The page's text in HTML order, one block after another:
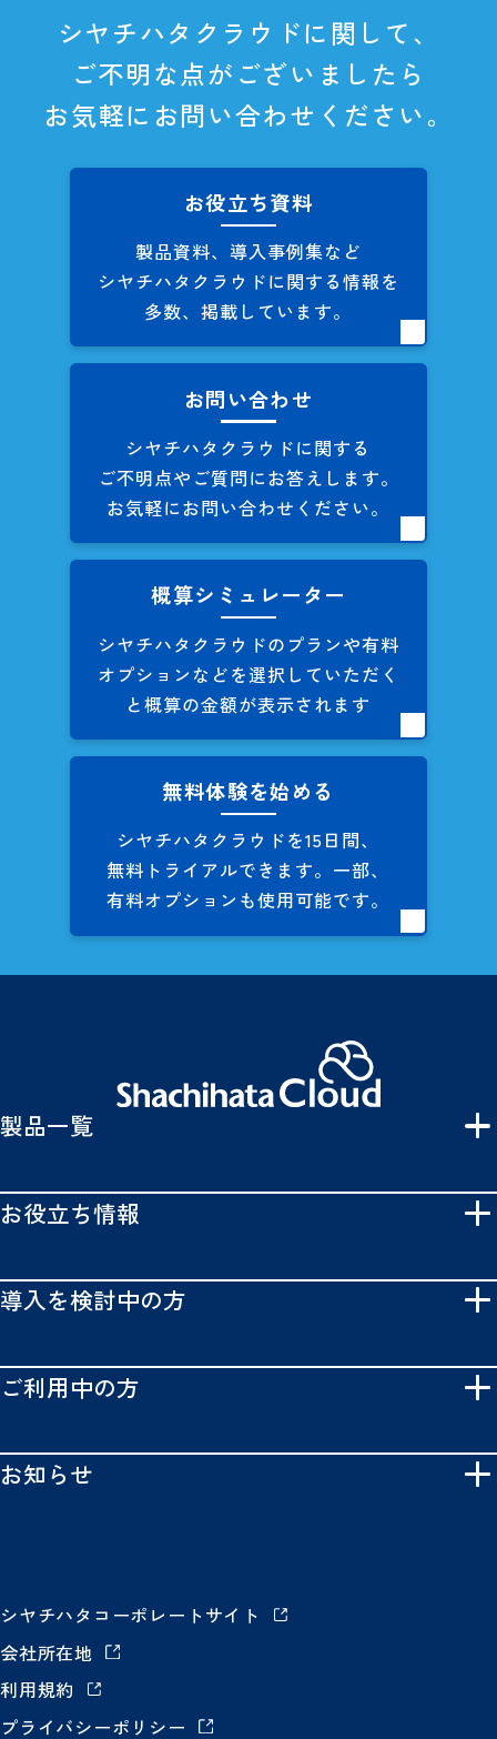
シヤチハタクラウドに関して、
ご不明な点がございましたら
お気軽にお問い合わせください。
お役立ち資料
製品資料、導入事例集など
シヤチハタクラウドに関する情報を
多数、掲載しています。
お問い合わせ
シヤチハタクラウドに関する
ご不明点やご質問にお答えします。
お気軽にお問い合わせください。
概算シミュレーター
シヤチハタクラウドのプランや有料
オプションなどを選択していただく
と概算の金額が表示されます
無料体験を始める
シヤチハタクラウドを15日間、
無料トライアルできます。 一部、
有料オプションも使用可能です。
製品一覧
お役立ち情報
導入を検討中の方
ご利用中の方
お知らせ
シヤチハタコーポレートサイト
会社所在地
利用規約
プライバシーポリシー